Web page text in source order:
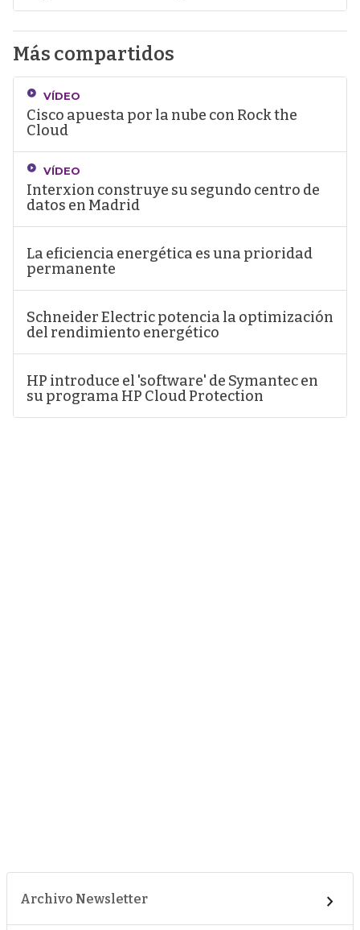
Más compartidos
VÍDEO
Cisco apuesta por la nube con Rock the
Cloud
VÍDEO
Interxion construye su segundo centro de
datos en Madrid
La eficiencia energética es una prioridad
permanente
Schneider Electric potencia la optimización
del rendimiento energético
HP introduce el 'software' de Symantec en
su programa HP Cloud Protection
Archivo Newsletter